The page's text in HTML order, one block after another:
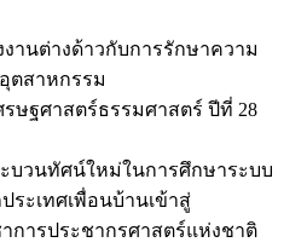
งานต่างด้าวกับการรักษาความ
ตสาหกรรม
รษฐศาสตร์ธรรมศาสตร์ ปีที่ 28
บวนทัศน์ใหม่ในการศึกษาระบบ
ระเทศเพื่อนบ้านเข้าสู่
การประชากรศาสตร์แห่งชาติ